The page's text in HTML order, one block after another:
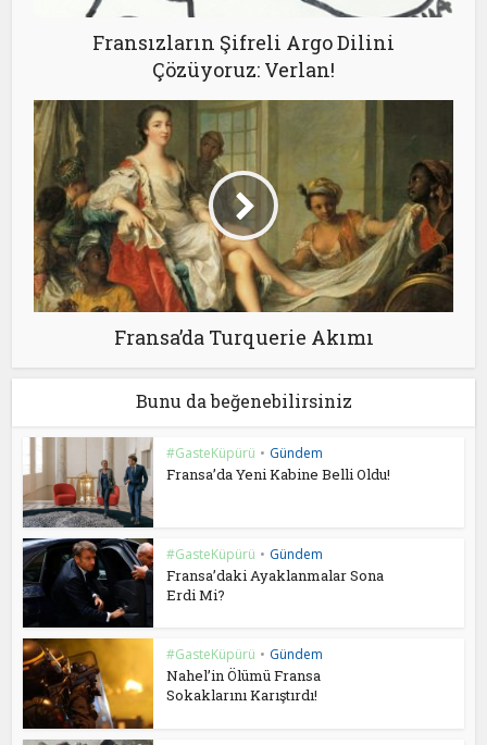
Fransızların Şifreli Argo Dilini
Çözüyoruz: Verlan!
Fransa’da Turquerie Akımı
Bunu da beğenebilirsiniz
#GasteKüpürü • Gündem
Fransa’da Yeni Kabine Belli Oldu!
#GasteKüpürü • Gündem
Fransa’daki Ayaklanmalar Sona
Erdi Mi?
#GasteKüpürü • Gündem
Nahel’in Ölümü Fransa
Sokaklarını Karıştırdı!